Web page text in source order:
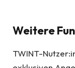
Weitere
TWINT-